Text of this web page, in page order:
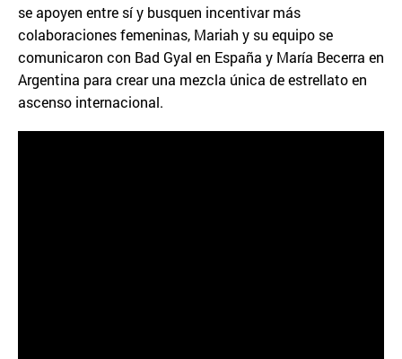
se apoyen entre sí y busquen incentivar más
colaboraciones femeninas, Mariah y su equipo se
comunicaron con Bad Gyal en España y María Becerra en
Argentina para crear una mezcla única de estrellato en
ascenso internacional.